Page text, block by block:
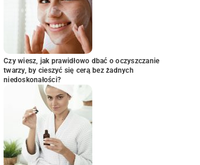
Czy wiesz, jak prawidłowo dbać o oczyszczanie
twarzy, by cieszyć się cerą bez żadnych
niedoskonałości?